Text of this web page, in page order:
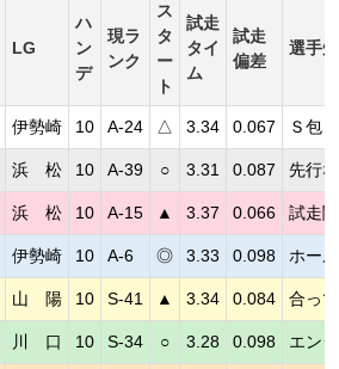
LG
ハ
ン
デ
現ラ
ンク
ス
タ
ー
ト
試走
タイ
ム
試走
偏差
選手
伊勢崎 10 A-24 △ 3.34 0.067 Ｓ包
浜 松 10 A-39 ○ 3.31 0.087 先行
浜 松 10 A-15 ▲ 3.37 0.066 試走
伊勢崎 10 A-6 ◎ 3.33 0.098 ホー
山 陽 10 S-41 ▲ 3.34 0.084 合っ
川 口 10 S-34 ○ 3.28 0.098 エン